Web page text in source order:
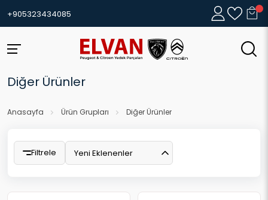
+905323434085
Diğer Ürünler
Anasayfa Ürün Grupları Diğer Ürünler
Filtrele Yeni Eklenenler